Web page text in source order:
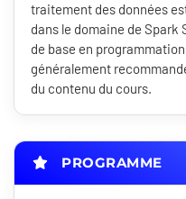
traitement des données
dans le domaine de
de base en
généralement
du contenu du cours.
PROGRAMME